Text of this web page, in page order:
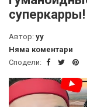
суперкарры!
Автор: yy
Няма коментари
Сподели: